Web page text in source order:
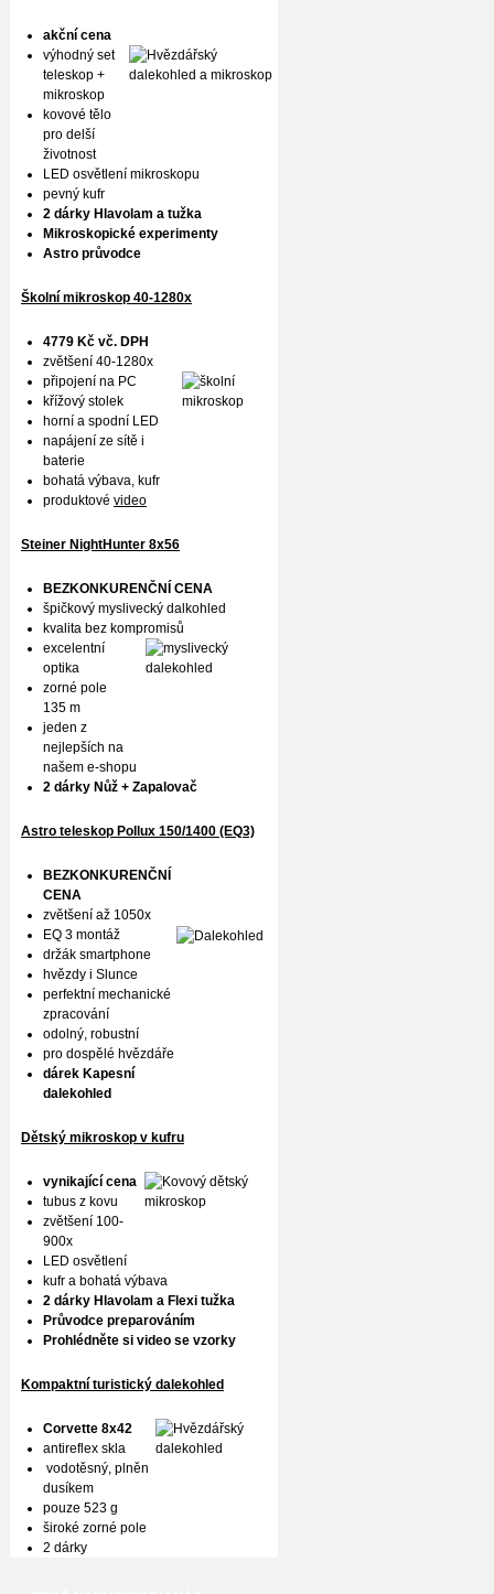
akční cena
výhodný set
teleskop +
mikroskop
kovové tělo
pro delší
životnost
LED osvětlení mikroskopu
pevný kufr
2 dárky Hlavolam a tužka
Mikroskopické experimenty
Astro průvodce
Školní mikroskop 40-1280x
4779 Kč vč. DPH
zvětšení 40-1280x
připojení na PC
křížový stolek
horní a spodní LED
napájení ze sítě i
baterie
bohatá výbava, kufr
produktové video
Steiner NightHunter 8x56
BEZKONKURENČNÍ CENA
špičkový myslivecký dalkohled
kvalita bez kompromisů
excelentní
optika
zorné pole
135 m
jeden z
nejlepších na
našem e-shopu
2 dárky Nůž + Zapalovač
Astro teleskop Pollux 150/1400 (EQ3)
BEZKONKURENČNÍ
CENA
zvětšení až 1050x
EQ 3 montáž
držák smartphone
hvězdy i Slunce
perfektní mechanické
zpracování
odolný, robustní
pro dospělé hvězdáře
dárek Kapesní
dalekohled
Dětský mikroskop v kufru
vynikající cena
tubus z kovu
zvětšení 100-
900x
LED osvětlení
kufr a bohatá výbava
2 dárky Hlavolam a Flexi tužka
Průvodce preparováním
Prohlédněte si video se vzorky
Kompaktní turistický dalekohled
Corvette 8x42
antireflex skla
vodotěsný, plněn
dusíkem
pouze 523 g
široké zorné pole
2 dárky